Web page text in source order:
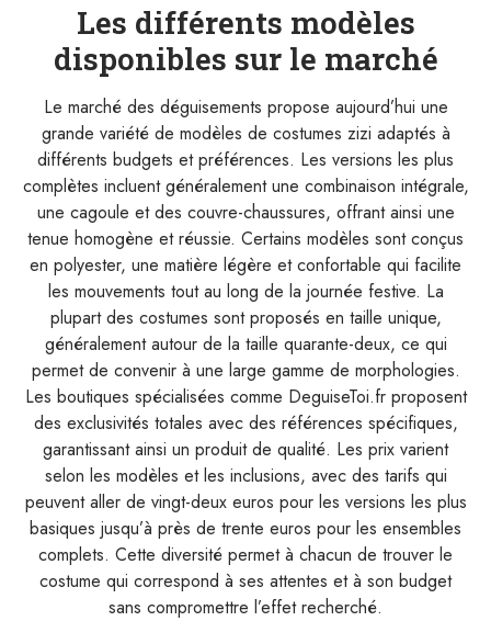
Les différents modèles
disponibles sur le marché
Le marché des déguisements propose aujourd’hui une
grande variété de modèles de costumes zizi adaptés à
différents budgets et préférences. Les versions les plus
complètes incluent généralement une combinaison intégrale,
une cagoule et des couvre-chaussures, offrant ainsi une
tenue homogène et réussie. Certains modèles sont conçus
en polyester, une matière légère et confortable qui facilite
les mouvements tout au long de la journée festive. La
plupart des costumes sont proposés en taille unique,
généralement autour de la taille quarante-deux, ce qui
permet de convenir à une large gamme de morphologies.
Les boutiques spécialisées comme DeguiseToi.fr proposent
des exclusivités totales avec des références spécifiques,
garantissant ainsi un produit de qualité. Les prix varient
selon les modèles et les inclusions, avec des tarifs qui
peuvent aller de vingt-deux euros pour les versions les plus
basiques jusqu’à près de trente euros pour les ensembles
complets. Cette diversité permet à chacun de trouver le
costume qui correspond à ses attentes et à son budget
sans compromettre l’effet recherché.